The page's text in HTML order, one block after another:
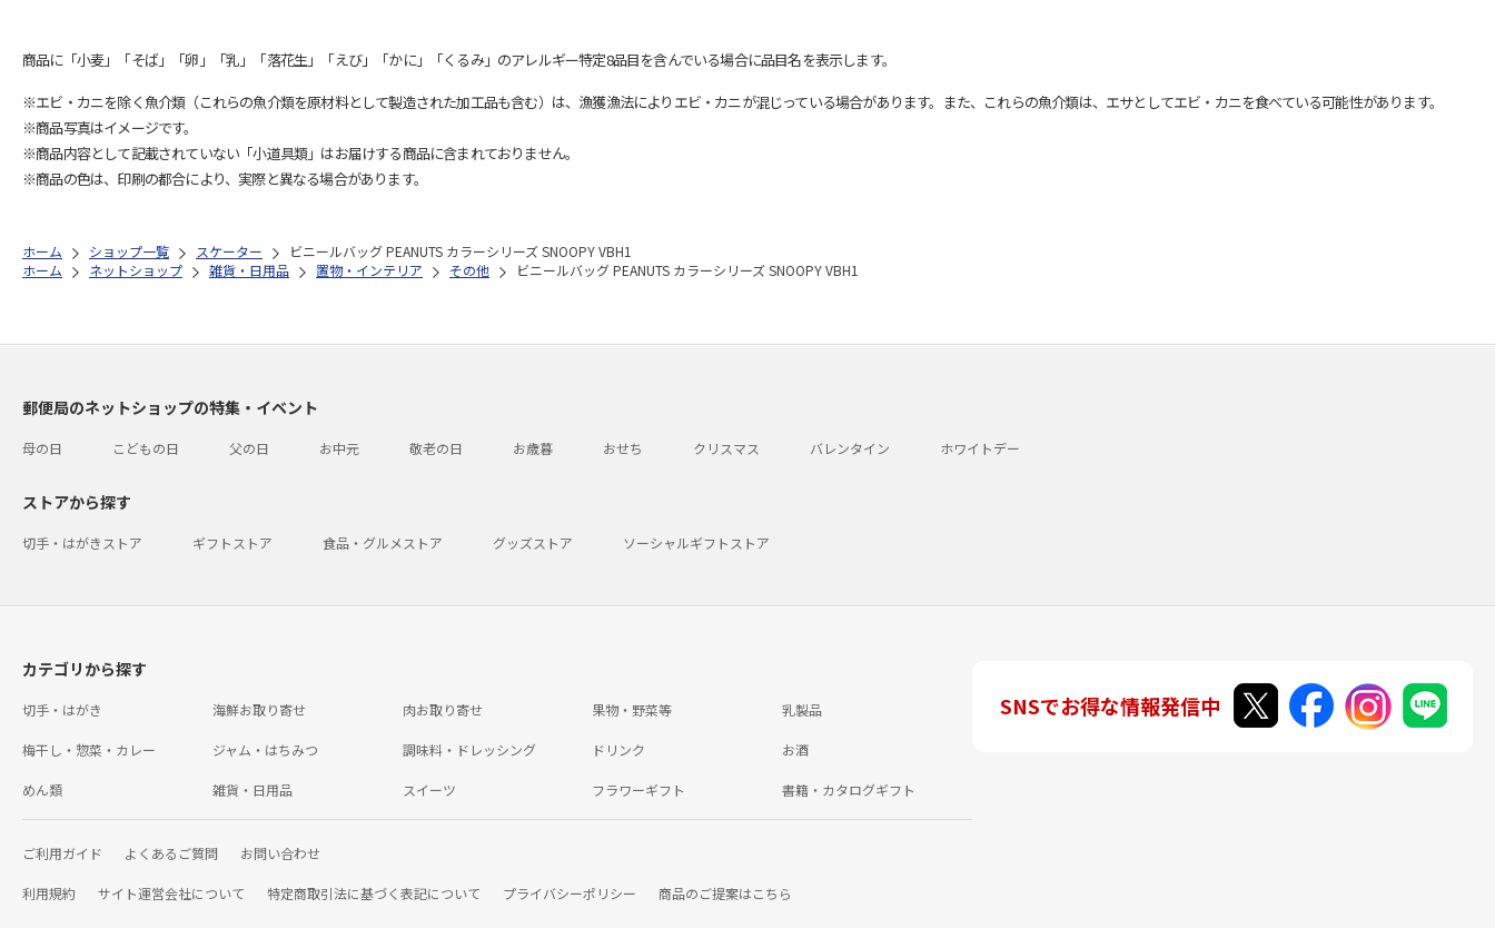
商品に「小麦」「そば」「卵」「乳」「落花生」「えび」「かに」「くるみ」のアレルギー特定8品目を含んでいる場合に品目名を表示します。
※エビ・カニを除く魚介類（これらの魚介類を原材料として製造された加工品も含む）は、漁獲漁法によりエビ・カニが混じっている場合があります。また、これらの魚介類は、エサとしてエビ・カニを食べている可能性があります。
※商品写真はイメージです。
※商品内容として記載されていない「小道具類」はお届けする商品に含まれておりません。
※商品の色は、印刷の都合により、実際と異なる場合があります。
ホーム ショップ一覧 スケーター
ビニールバッグ PEANUTS カラーシリーズ SNOOPY VBH1
ホーム
ネットショップ 雑貨・日用品 置物・インテリア その他 ビニールバッグ PEANUTS カラーシリーズ SNOOPY VBH1
郵便局のネットショップの特集・イベント
母の日 こどもの日 父の日 お中元 敬老の日 お歳暮 おせち クリスマス バレンタイン ホワイトデー
ストアから探す
切手・はがきストア ギフトストア 食品・グルメストア グッズストア ソーシャルギフトストア
カテゴリから探す
切手・はがき 海鮮お取り寄せ 肉お取り寄せ 果物・野菜等 乳製品
梅干し・惣菜・カレー ジャム・はちみつ 調味料・ドレッシング ドリンク お酒
めん類 雑貨・日用品 スイーツ フラワーギフト 書籍・カタログギフト
ご利用ガイド よくあるご質問 お問い合わせ
利用規約 サイト運営会社について 特定商取引法に基づく表記について プライバシーポリシー 商品のご提案はこちら
SNSでお得な情報発信中